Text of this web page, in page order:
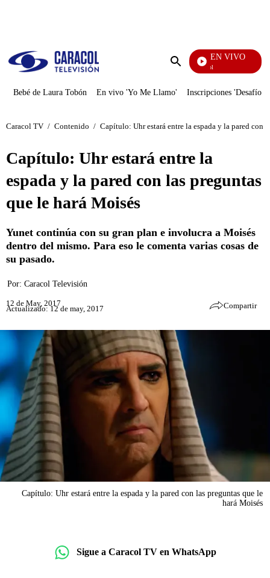
Enviar
EN VIVO
Noticias Caracol
Bebé de Laura Tobón En vivo 'Yo Me Llamo' Inscripciones 'Desafío'
Caracol TV / Contenido / Capítulo: Uhr estará entre la espada y la pared con
Capítulo: Uhr estará entre la
espada y la pared con las preguntas
que le hará Moisés
Yunet continúa con su gran plan e involucra a Moisés
dentro del mismo. Para eso le comenta varias cosas de
su pasado.
Por: Caracol Televisión
12 de May, 2017
Actualizado: 12 de may, 2017 Compartir
Capítulo: Uhr estará entre la espada y la pared con las preguntas que le
hará Moisés
Sigue a Caracol TV en WhatsApp